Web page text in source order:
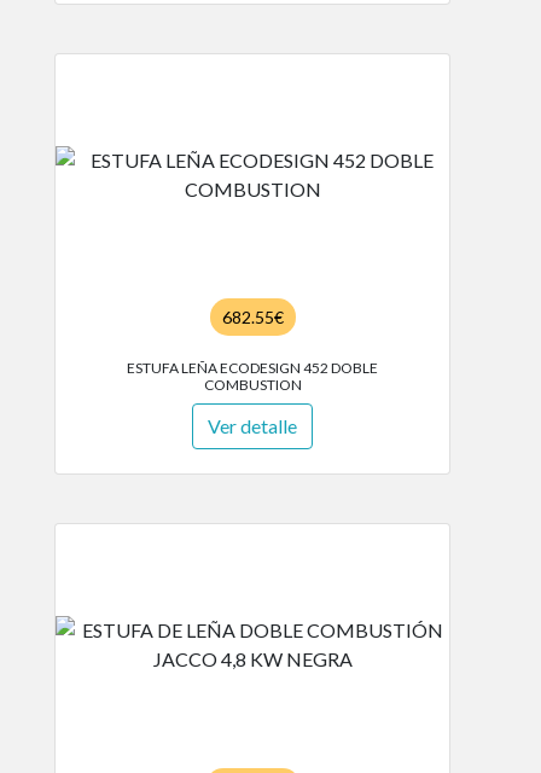
682.55€
ESTUFA LEÑA ECODESIGN 452 DOBLE
COMBUSTION
Ver detalle